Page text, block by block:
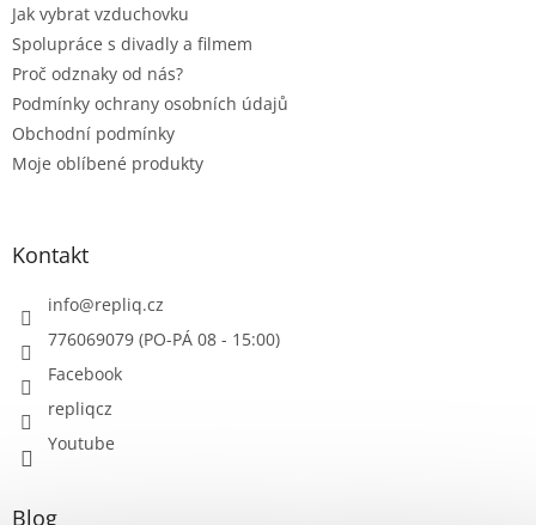
Jak vybrat vzduchovku
Spolupráce s divadly a filmem
Proč odznaky od nás?
Podmínky ochrany osobních údajů
Obchodní podmínky
Moje oblíbené produkty
Kontakt
info@repliq.cz
776069079 (PO-PÁ 08 - 15:00)
Facebook
repliqcz
Youtube
Blog